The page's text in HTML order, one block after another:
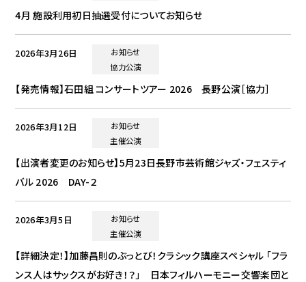
4月 施設利用初日抽選受付についてお知らせ
2026年3月26日
お知らせ
協力公演
【発売情報】石田組 コンサートツアー 2026 長野公演［協力］
2026年3月12日
お知らせ
主催公演
【出演者変更のお知らせ】5月23日長野市芸術館ジャズ・フェスティ
バル 2026 DAY-２
2026年3月5日
お知らせ
主催公演
【詳細決定！】加藤昌則のぶっとび！クラシック講座スペシャル 「フラ
ンス人はサックスがお好き！？」 日本フィルハーモニー交響楽団と